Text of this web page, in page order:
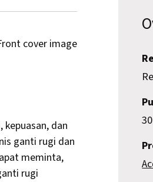
dan
ganti rugi dan
meminta,
rugi